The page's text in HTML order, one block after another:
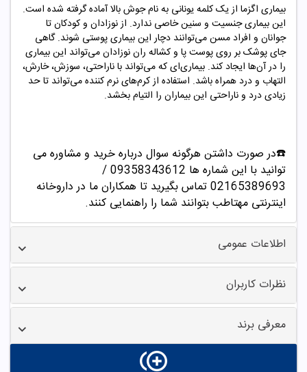
بیماری اگزما از یک کلمه یونانی به نام جوش بالا آماده گرفته شده است.
این بیماری جنسیت و سنین خاصی ندارد. از نوزادان و کودکان تا
جوانان و افراد مسن می‌توانند دچار این بیماری پوستی شوند. گاهی
جای پوشک بر روی پوست پا و کشاله ران نوزادان می‌تواند این بیماری
را در آن‌ها ایجاد کند. بیماری‌ای که می‌تواند با ناراحتی، سوزش، خارش،
التهاب و درد همراه باشد. استفاده از کرم‌های نرم کننده می‌تواند تا حد
زیادی درد و ناراحتی این بیماران را التیام بخشد.
☎️در صورت داشتن هرگونه سوال درباره خرید و مشاوره می
توانید با این شماره ها 09358343612 /
02165389693تماس بگیرید تا همکاران ما در داروخانه
اینترنتی مهتاطب بتوانند شما را راهنمایی کنند.
اطلاعات عمومی
نظرات کاربران
معرفی برند